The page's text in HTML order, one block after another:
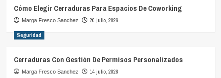
Cómo Elegir Cerraduras Para Espacios De Coworking
Marga Fresco Sanchez 20 julio, 2026
Seguridad
Cerraduras Con Gestión De Permisos Personalizados
Marga Fresco Sanchez 14 julio, 2026